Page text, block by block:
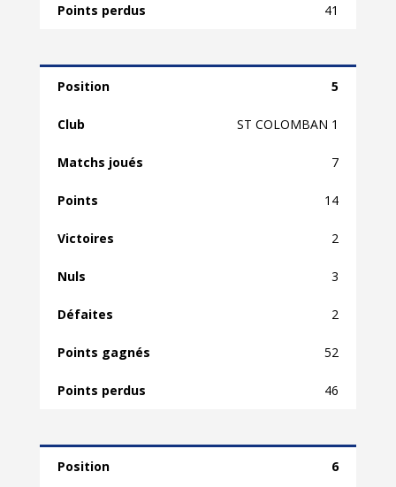
41
5
ST COLOMBAN 1
7
14
2
3
2
52
46
6